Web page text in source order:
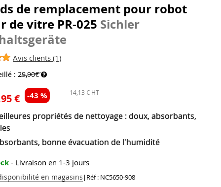
de remplacement pour robot
de vitre PR-025 Sichler
Avis clients (1)
: 29,90€
€ -43 % 14,13 € HT
propriétés de nettoyage : doux, absorbants,
bonne évacuation de l'humidité
- Livraison en 1-3 jours
en magasins | Réf : NC5650-908